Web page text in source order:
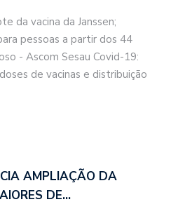
da vacina da Janssen;
pessoas a partir dos 44
- Ascom Sesau Covid-19:
de vacinas e distribuição
AMPLIAÇÃO DA
DE…